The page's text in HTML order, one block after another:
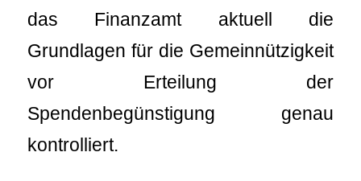
das Finanzamt aktuell die
Grundlagen für die Gemeinnützigkeit
vor Erteilung der
Spendenbegünstigung genau
kontrolliert.